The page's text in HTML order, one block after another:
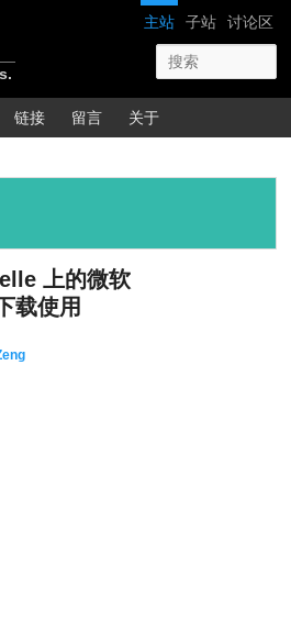
网站导航
主站 子站 讨论区
链接 留言 关于
上的微软
载使用